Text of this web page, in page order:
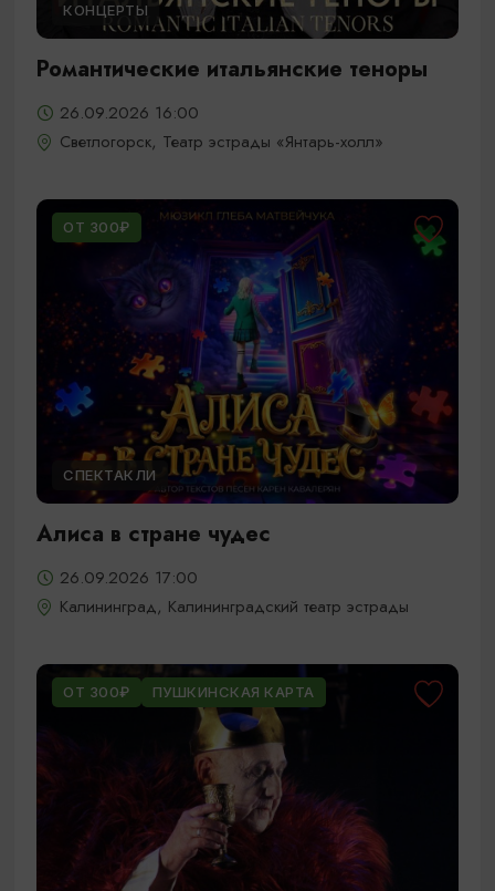
КОНЦЕРТЫ
Романтические итальянские теноры
26.09.2026 16:00
Светлогорск, Театр эстрады «Янтарь-холл»
ОТ 300₽
СПЕКТАКЛИ
Алиса в стране чудес
26.09.2026 17:00
Калининград, Калининградский театр эстрады
ОТ 300₽ ПУШКИНСКАЯ КАРТА